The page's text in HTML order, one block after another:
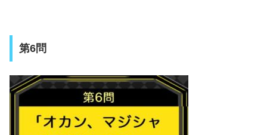
第6問